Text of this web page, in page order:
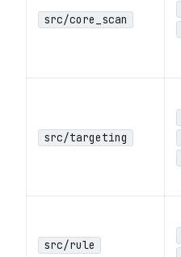
src/core_scan
src/targeting
src/rule